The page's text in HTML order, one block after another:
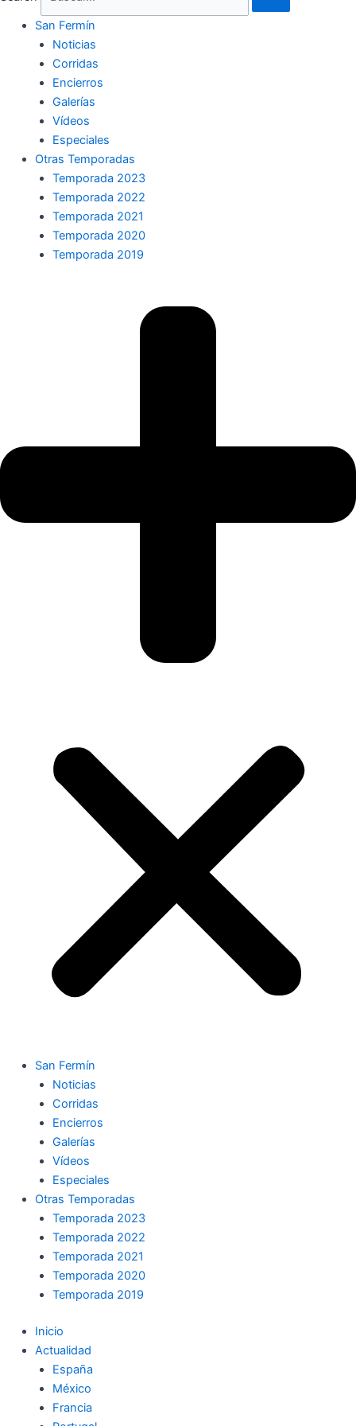
San Fermín
Noticias
Corridas
Encierros
Galerías
Vídeos
Especiales
Otras Temporadas
Temporada 2023
Temporada 2022
Temporada 2021
Temporada 2020
Temporada 2019
San Fermín
Noticias
Corridas
Encierros
Galerías
Vídeos
Especiales
Otras Temporadas
Temporada 2023
Temporada 2022
Temporada 2021
Temporada 2020
Temporada 2019
Inicio
Actualidad
España
México
Francia